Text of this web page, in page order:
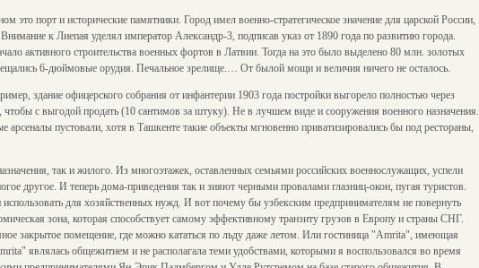
порт и исторические памятники. Город имел военно-стратегическое значение для царской России,
к Лиепая уделял император Александр-3, подписав указ от 1890 года по развитию города.
активного строительства военных фортов в Латвии. Тогда на это было выделено 80 млн. золотых
6-дюймовые орудия. Печальное зрелище.… От былой мощи и величия ничего не осталось.
здание офицерского собрания от инфантерии 1903 года постройки выгорело полностью через
чтобы с выгодой продать (10 сантимов за штуку). Не в лучшем виде и сооружения военного назначения.
пустовали, хотя в Ташкенте такие объекты мгновенно приватизировались бы под рестораны,
так и жилого. Из многоэтажек, оставленных семьями российских военнослужащих, успели
другое. И теперь дома-приведения так и зияют черными провалами глазниц-окон, пугая туристов.
для хозяйственных нужд. И вот почему бы узбекским предпринимателям не повернуть
зона, которая способствует самому эффективному транзиту грузов в Европу и страны СНГ.
закрытое помещение, где можно кататься по льду даже летом. Или гостиница "Amrita", имеющая
являлась общежитием и не располагала теми удобствами, которыми я воспользовался во время